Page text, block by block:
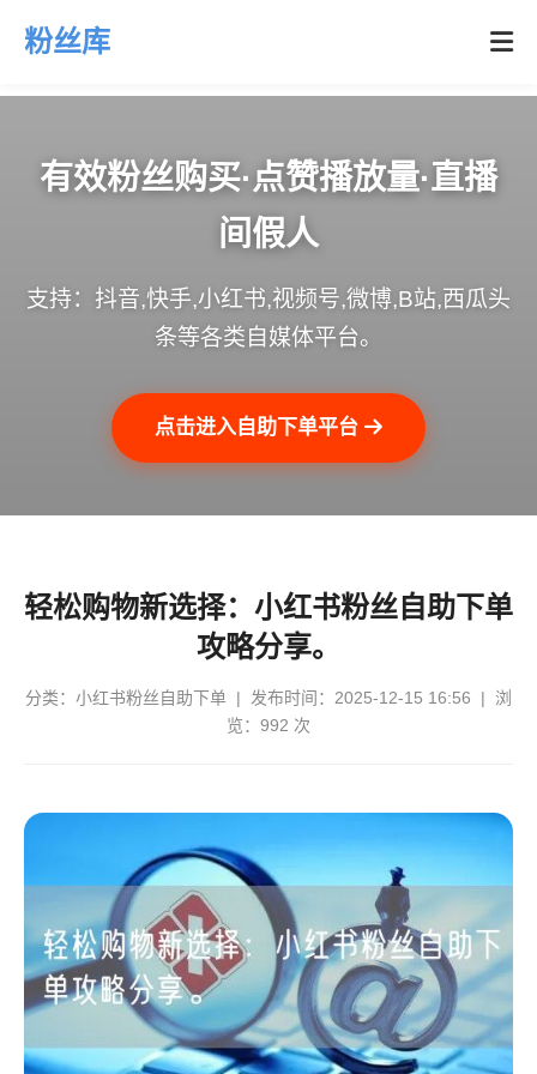
粉丝库
有效粉丝购买·点赞播放量·直播
间假人
支持：抖音,快手,小红书,视频号,微博,B站,西瓜头
条等各类自媒体平台。
点击进入自助下单平台
轻松购物新选择：小红书粉丝自助下单
攻略分享。
分类： 小红书粉丝自助下单 | 发布时间：2025-12-15 16:56 | 浏
览：992 次